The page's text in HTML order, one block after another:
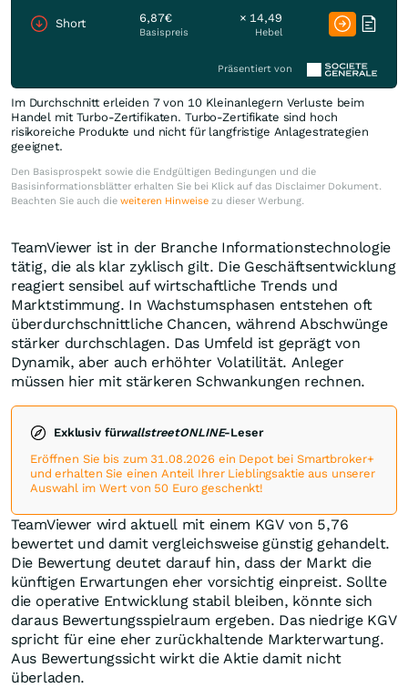
Short 6,87€
Basispreis
× 14,49
Hebel
Präsentiert von
Im Durchschnitt erleiden 7 von 10 Kleinanlegern Verluste beim
Handel mit Turbo-Zertifikaten. Turbo-Zertifikate sind hoch
risikoreiche Produkte und nicht für langfristige Anlagestrategien
geeignet.
Den Basisprospekt sowie die Endgültigen Bedingungen und die
Basisinformationsblätter erhalten Sie bei Klick auf das Disclaimer Dokument.
Beachten Sie auch die weiteren Hinweise zu dieser Werbung.
TeamViewer ist in der Branche Informationstechnologie
tätig, die als klar zyklisch gilt. Die Geschäftsentwicklung
reagiert sensibel auf wirtschaftliche Trends und
Marktstimmung. In Wachstumsphasen entstehen oft
überdurchschnittliche Chancen, während Abschwünge
stärker durchschlagen. Das Umfeld ist geprägt von
Dynamik, aber auch erhöhter Volatilität. Anleger
müssen hier mit stärkeren Schwankungen rechnen.
Exklusiv fürwallstreetONLINE-Leser
Eröffnen Sie bis zum 31.08.2026 ein Depot bei Smartbroker+
und erhalten Sie einen Anteil Ihrer Lieblingsaktie aus unserer
Auswahl im Wert von 50 Euro geschenkt!
TeamViewer wird aktuell mit einem KGV von 5,76
bewertet und damit vergleichsweise günstig gehandelt.
Die Bewertung deutet darauf hin, dass der Markt die
künftigen Erwartungen eher vorsichtig einpreist. Sollte
die operative Entwicklung stabil bleiben, könnte sich
daraus Bewertungsspielraum ergeben. Das niedrige KGV
spricht für eine eher zurückhaltende Markterwartung.
Aus Bewertungssicht wirkt die Aktie damit nicht
überladen.